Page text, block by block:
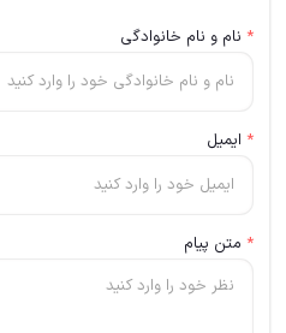
* نام و نام خانوادگی
* ایمیل
* متن پیام